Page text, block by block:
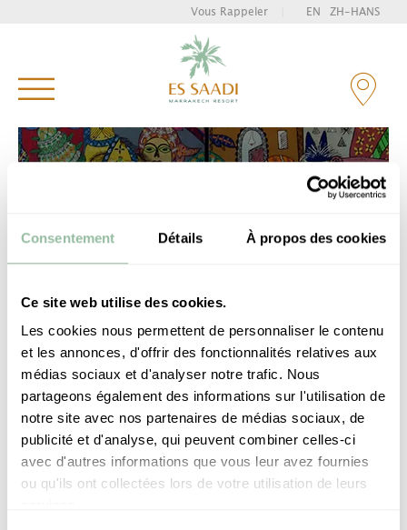
Consentement Détails À propos des cookies
Ce site web utilise des cookies.
Les cookies nous permettent de personnaliser le contenu
et les annonces, d'offrir des fonctionnalités relatives aux
médias sociaux et d'analyser notre trafic. Nous
partageons également des informations sur l'utilisation de
notre site avec nos partenaires de médias sociaux, de
publicité et d'analyse, qui peuvent combiner celles-ci
avec d'autres informations que vous leur avez fournies
ou qu'ils ont collectées lors de votre utilisation de leurs
Tapez et appuyez sur entrée pour rechercher
Vous Rappeler EN ZH-HANS
Les actus incontournables #essaadi
TOUTES
LES ACTUS
ACTUALITÉS
ES SAADI
INSTAGRAM TWITTER
SUIVEZ